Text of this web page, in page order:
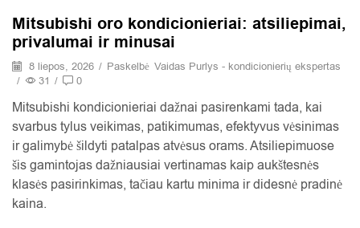
Mitsubishi oro kondicionieriai: atsiliepimai,
privalumai ir minusai
8 liepos, 2026 / Paskelbė Vaidas Purlys - kondicionierių ekspertas
/
31 / 0
Mitsubishi kondicionieriai dažnai pasirenkami tada, kai
svarbus tylus veikimas, patikimumas, efektyvus vėsinimas
ir galimybė šildyti patalpas atvėsus orams. Atsiliepimuose
šis gamintojas dažniausiai vertinamas kaip aukštesnės
klasės pasirinkimas, tačiau kartu minima ir didesnė pradinė
kaina.